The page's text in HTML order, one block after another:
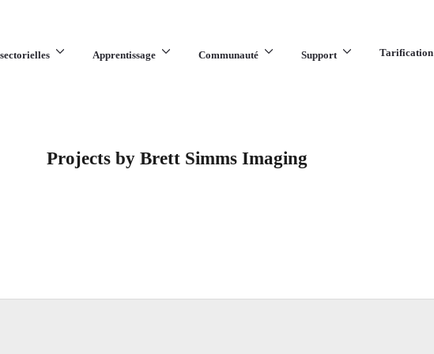
Apprentissage Communauté Support Tarification
Projects by Brett Simms Imaging